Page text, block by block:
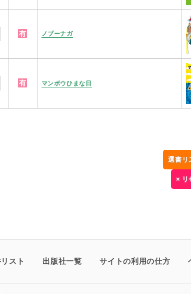
有 ノブーナガ
有 マンボウひまな日
選書リ
× リ
スト 出版社一覧 サイトの利用の仕方